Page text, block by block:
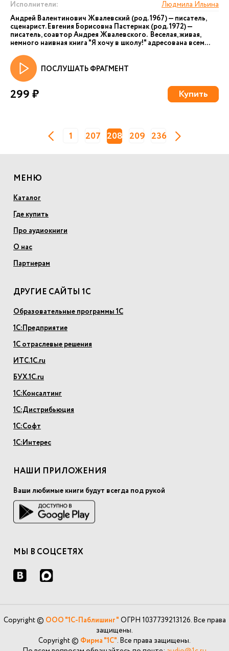
Исполнители:
Людмила Ильина
Андрей Валентинович Жвалевский (род. 1967) — писатель,
сценарист. Евгения Борисовна Пастернак (род. 1972) —
писатель, соавтор Андрея Жвалевского. Веселая, живая,
немного наивная книга "Я хочу в школу!" адресована всем...
ПОСЛУШАТЬ ФРАГМЕНТ
299 ₽ Купить
1 207 208 209 236
МЕНЮ
Каталог
Где купить
Про аудиокниги
О нас
Партнерам
ДРУГИЕ САЙТЫ 1С
Образовательные программы 1С
1С:Предприятие
1С отраслевые решения
ИТС.1С.ru
БУХ.1С.ru
1С:Консалтинг
1С:Дистрибьюция
1С:Софт
1С:Интерес
НАШИ ПРИЛОЖЕНИЯ
Ваши любимые книги будут всегда под рукой
МЫ В СОЦСЕТЯХ
Copyright © ООО "1С-Паблишинг" ОГРН 1037739213126. Все права
защищены.
Copyright © Фирма "1С". Все права защищены.